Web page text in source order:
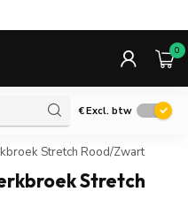
0
€Excl. btw
Stretch Rood/Zwart
Stretch